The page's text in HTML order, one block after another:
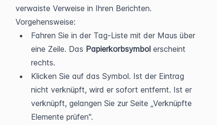
verwaiste Verweise in Ihren Berichten.
Vorgehensweise:
Fahren Sie in der Tag-Liste mit der Maus über
eine Zeile. Das Papierkorbsymbol erscheint
rechts.
Klicken Sie auf das Symbol. Ist der Eintrag
nicht verknüpft, wird er sofort entfernt. Ist er
verknüpft, gelangen Sie zur Seite „Verknüpfte
Elemente prüfen".